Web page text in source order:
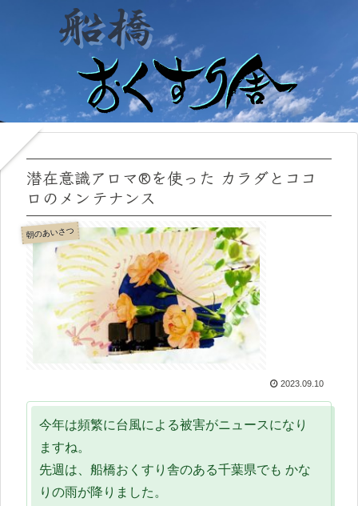
潜在意識アロマ®を使った カラダとココ
ロのメンテナンス
朝のあいさつ
2023.09.10
今年は頻繁に台風による被害がニュースになり
ますね。
先週は、船橋おくすり舎のある千葉県でも かな
りの雨が降りました。